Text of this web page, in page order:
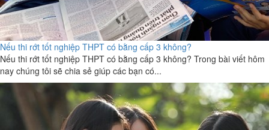
Nếu thi rớt tốt nghiệp THPT có bằng cấp 3 không?
Nếu thi rớt tốt nghiệp THPT có bằng cấp 3 không? Trong bài viết hôm
nay chúng tôi sẽ chia sẻ giúp các bạn có...